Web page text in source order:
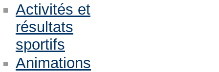
Activités et
résultats
sportifs
Animations